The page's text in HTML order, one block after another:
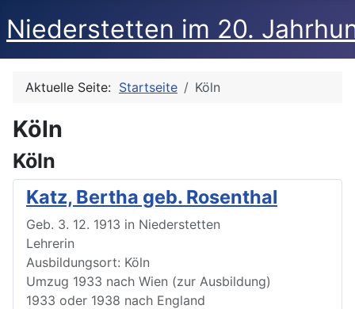
Niederstetten im 20.
Aktuelle Seite: Startseite Köln
Köln
Köln
Katz, Bertha geb. Rosenthal
Geb. 3. 12. 1913 in Niederstetten
Lehrerin
Ausbildungsort: Köln
Umzug 1933 nach Wien (zur Ausbildung)
1933 oder 1938 nach England